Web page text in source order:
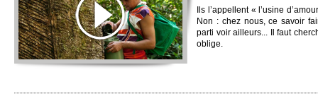
Ils l’appellent « l’usine
Non : chez nous, ce savoir
parti voir ailleurs... Il faut
oblige.